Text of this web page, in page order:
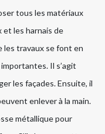
tous les matériaux
et les harnais de
les travaux se font en
Il s’agit
les façades. Ensuite, il
enlever à la main.
métallique pour